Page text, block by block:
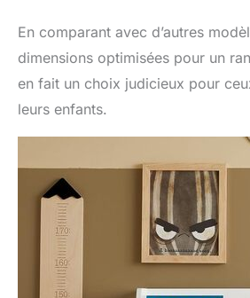
En comparant avec d’autres
dimensions optimisées pour un
en fait un choix judicieux pour
leurs enfants.